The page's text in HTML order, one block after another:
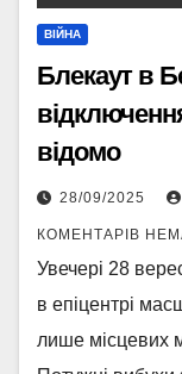
ВІЙНА
Блекаут в
відомо
28/09/2025
КОМЕНТАРІВ
Увечері 28
в епіцентрі
лише місцевих